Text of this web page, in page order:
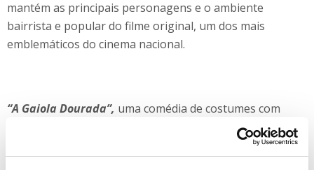
mantém as principais personagens e o ambiente
bairrista e popular do filme original, um dos mais
emblemáticos do cinema nacional.
“A Gaiola Dourada”, uma comédia de costumes com
realização de Ruben Alves e com a participação de Rita
Blanco, Joaquim de Almeida, Chantal Lauby e Roland